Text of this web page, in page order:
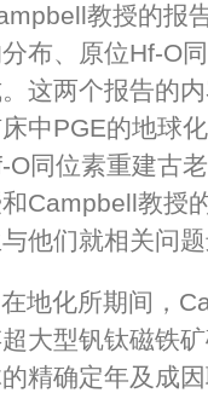
教授的报
布、原位Hf-O
这两个报告的
中PGE的地球
O同位素重建古
Campbell教授
他们就相关问
在地化所期间，
大型钒钛磁铁
精确定年及成